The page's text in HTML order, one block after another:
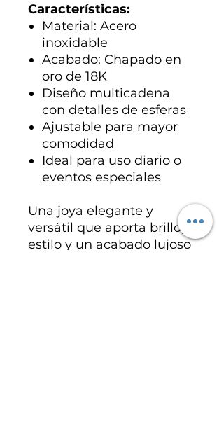
Características:
Material: Acero
inoxidable
Acabado: Chapado en
oro de 18K
Diseño multicadena
con detalles de esferas
Ajustable para mayor
comodidad
Ideal para uso diario o
eventos especiales
Una joya elegante y
versátil que aporta brillo,
estilo y un acabado lujoso